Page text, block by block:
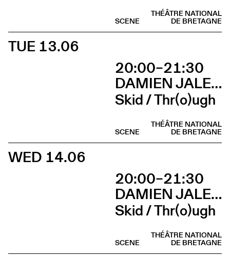
THÉÂTRE NATIONAL
DE BRETAGNE
SCENE
TUE 13.06
20:00–21:30
DAMIEN JALET BALLET DU GRAND THÉÂTRE DE GENÈVE
Skid / Thr(o)ugh
THÉÂTRE NATIONAL
DE BRETAGNE
SCENE
WED 14.06
20:00–21:30
DAMIEN JALET BALLET DU GRAND THÉÂTRE DE GENÈVE
Skid / Thr(o)ugh
THÉÂTRE NATIONAL
DE BRETAGNE
SCENE